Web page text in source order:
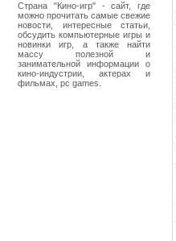
Страна "Кино-игр" - сайт, где
можно прочитать самые свежие
новости, интересные статьи,
обсудить компьютерные игры и
новинки игр, а также найти
массу полезной и
занимательной информации о
кино-индустрии, актерах и
фильмах, pc games.